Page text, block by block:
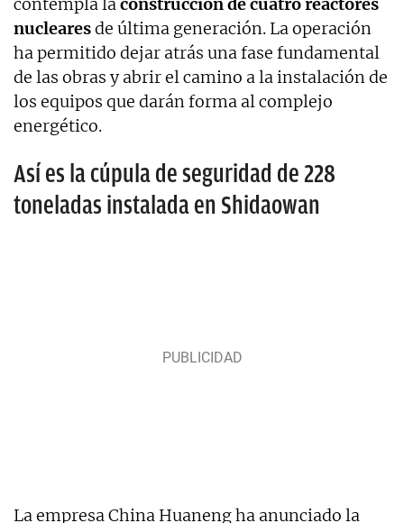
contempla laconstrucción de cuatro reactores
nuclearesde última generación. La operación
ha permitido dejar atrás una fase fundamental
de las obras y abrir el camino a la instalación de
los equipos que darán forma al complejo
energético.
Así es la cúpula de seguridad de 228
toneladas instalada en Shidaowan
La empresa China Huaneng ha anunciado la